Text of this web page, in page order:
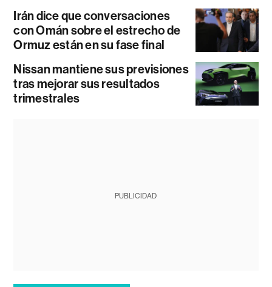
Irán dice que conversaciones
con Omán sobre el estrecho de
Ormuz están en su fase final
Nissan mantiene sus previsiones
tras mejorar sus resultados
trimestrales
PUBLICIDAD